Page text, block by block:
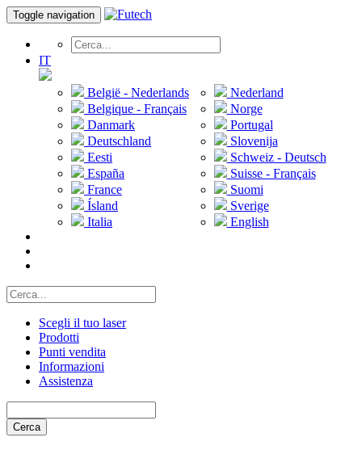
Toggle navigation
IT
België - Nederlands
Belgique - Français
Danmark
Deutschland
Eesti
España
France
Ísland
Italia
Nederland
Norge
Portugal
Slovenija
Schweiz - Deutsch
Suisse - Français
Suomi
Sverige
English
Scegli il tuo laser
Prodotti
Punti vendita
Informazioni
Assistenza
Cerca